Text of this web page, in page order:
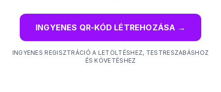
INGYENES QR-KÓD LÉTREHOZÁSA →
INGYENES REGISZTRÁCIÓ A LETÖLTÉSHEZ, TESTRESZABÁSHOZ
ÉS KÖVETÉSHEZ